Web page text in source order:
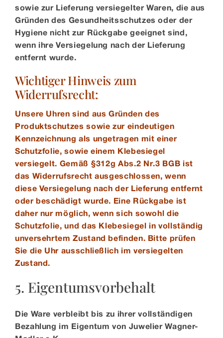
sowie zur Lieferung versiegelter Waren, die aus
Gründen des Gesundheitsschutzes oder der
Hygiene nicht zur Rückgabe geeignet sind,
wenn ihre Versiegelung nach der Lieferung
entfernt wurde.
Wichtiger Hinweis zum
Widerrufsrecht:
Unsere Uhren sind aus Gründen des
Produktschutzes sowie zur eindeutigen
Kennzeichnung als ungetragen mit einer
Schutzfolie, sowie einem Klebesiegel
versiegelt. Gemäß § 312g Abs. 2 Nr. 3 BGB ist
das Widerrufsrecht ausgeschlossen, wenn
diese Versiegelung nach der Lieferung entfernt
oder beschädigt wurde. Eine Rückgabe ist
daher nur möglich, wenn sich sowohl die
Schutzfolie, und das Klebesiegel in vollständig
unversehrtem Zustand befinden. Bitte prüfen
Sie die Uhr ausschließlich im versiegelten
Zustand.
5. Eigentumsvorbehalt
Die Ware verbleibt bis zu ihrer vollständigen
Bezahlung im Eigentum von Juwelier Wagner-